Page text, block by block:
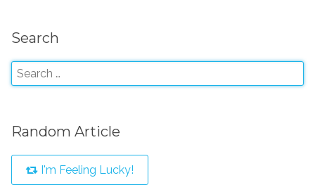
Search
Random Article
I'm Feeling Lucky!